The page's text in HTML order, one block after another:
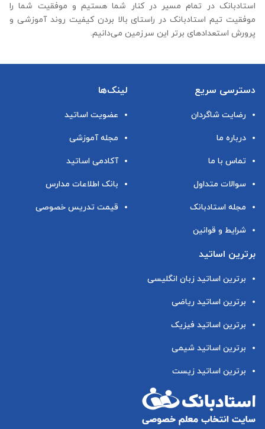
استادبانک در تمام مسیر در کنار شما هستیم و موفقیت شما را
موفقیت تیم استادبانک در راستای بالا بردن کیفیت روند آموزشی و
پرورش استعدادهای برتر این سرزمین می‌دانیم.
دسترسی سریع
رضایت شاگردان
درباره ما
تماس با ما
سوالات متداول
مجله استادبانک
شرایط و قوانین
لینک‌ها
عضویت اساتید
مجله آموزشی
آکادمی اساتید
بانک اطلاعات مدارس
قیمت تدریس خصوصی
برترین اساتید
برترین اساتید زبان انگلیسی
برترین اساتید ریاضی
برترین اساتید فیزیک
برترین اساتید شیمی
برترین اساتید زیست